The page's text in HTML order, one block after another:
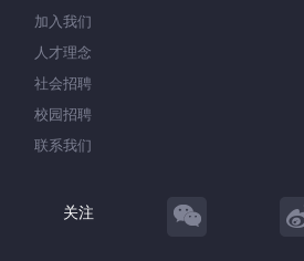
加入我们
人才理念
社会招聘
校园招聘
联系我们
关注